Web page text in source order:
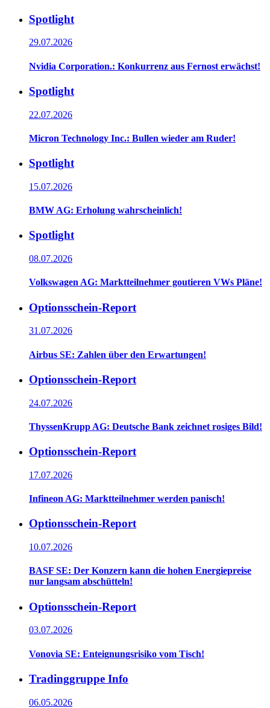
Spotlight
29.07.2026
Nvidia Corporation.: Konkurrenz aus Fernost erwächst!
Spotlight
22.07.2026
Micron Technology Inc.: Bullen wieder am Ruder!
Spotlight
15.07.2026
BMW AG: Erholung wahrscheinlich!
Spotlight
08.07.2026
Volkswagen AG: Marktteilnehmer goutieren VWs Pläne!
Optionsschein-Report
31.07.2026
Airbus SE: Zahlen über den Erwartungen!
Optionsschein-Report
24.07.2026
ThyssenKrupp AG: Deutsche Bank zeichnet rosiges Bild!
Optionsschein-Report
17.07.2026
Infineon AG: Marktteilnehmer werden panisch!
Optionsschein-Report
10.07.2026
BASF SE: Der Konzern kann die hohen Energiepreise
nur langsam abschütteln!
Optionsschein-Report
03.07.2026
Vonovia SE: Enteignungsrisiko vom Tisch!
Tradinggruppe Info
06.05.2026